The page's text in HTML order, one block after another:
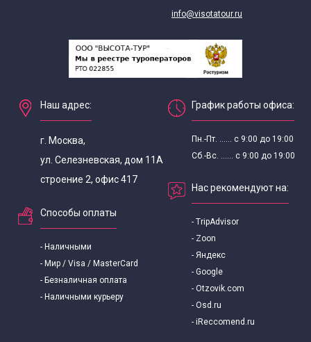
info@visotatour.ru
Наш адрес:
г. Москва,
ул. Селезневская, дом 11А
строение 2, офис 417
Способы оплаты
- Наличными
- Мир / Visa / MasterCard
- Безналичная оплата
- Наличными курьеру
График работы офиса:
Пн.-Пт. ...... с 9:00 до 19:00
Сб.-Вс. ...... с 9:00 до 19:00
Нас рекомендуют на:
- TripAdvisor
- Zoon
- Яндекс
- Google
- Otzovik.com
- Osd.ru
- iReccomend.ru